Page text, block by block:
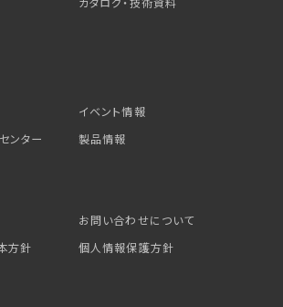
イベント情報
センター 製品情報
お問い合わせについて
方針
個人情報保護方針